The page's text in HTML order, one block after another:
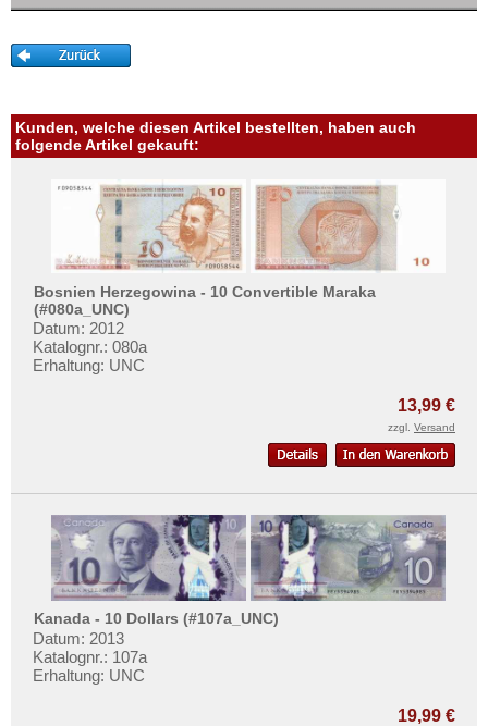
Kunden, welche diesen Artikel bestellten, haben auch
folgende Artikel gekauft:
Bosnien Herzegowina - 10 Convertible Maraka
(#080a_UNC)
Datum: 2012
Katalognr.: 080a
Erhaltung: UNC
13,99 €
zzgl. Versand
Kanada - 10 Dollars (#107a_UNC)
Datum: 2013
Katalognr.: 107a
Erhaltung: UNC
19,99 €